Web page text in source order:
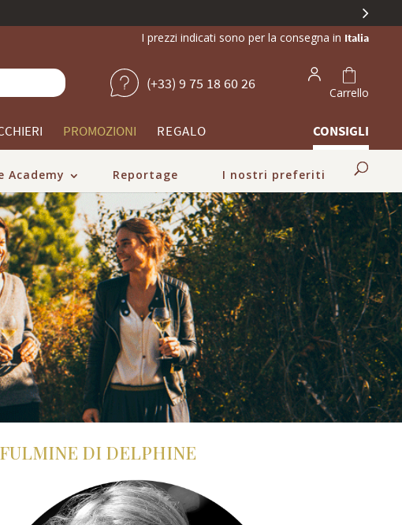
di champagne unici.
I prezzi indicati sono per la consegna in Italia
(+33) 9 75 18 60 26
Carrello
PROMOZIONI REGALO CONSIGLI
Academy Reportage I nostri preferiti
DI DELPHINE